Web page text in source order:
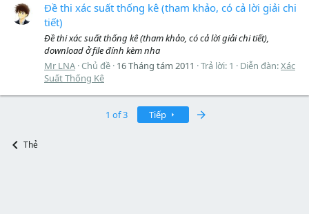
Đề thi xác suất thống kê (tham khảo, có cả lời giải chi
tiết)
Đề thi xác suất thống kê (tham khảo, có cả lời giải chi tiết),
download ở file đính kèm nha
Mr LNA Chủ đề 16 Tháng tám 2011 Trả lời: 1 Diễn đàn:Xác
Suất Thống Kê
1 of 3 Tiếp
Thẻ